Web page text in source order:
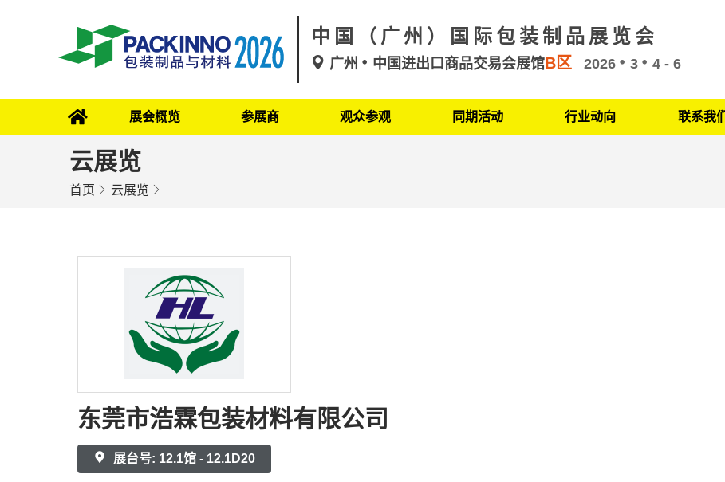
中国（广州）国际包装制品展览会
广州 中国进出口商品交易会展馆B区 2026 3 4 - 6
展会概览 参展商 观众参观 同期活动 行业动向 联系我们
云展览
首页 云展览
东莞市浩霖包装材料有限公司
展台号: 12.1馆 - 12.1D20